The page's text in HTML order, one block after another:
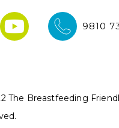
9810
The Breastfeeding